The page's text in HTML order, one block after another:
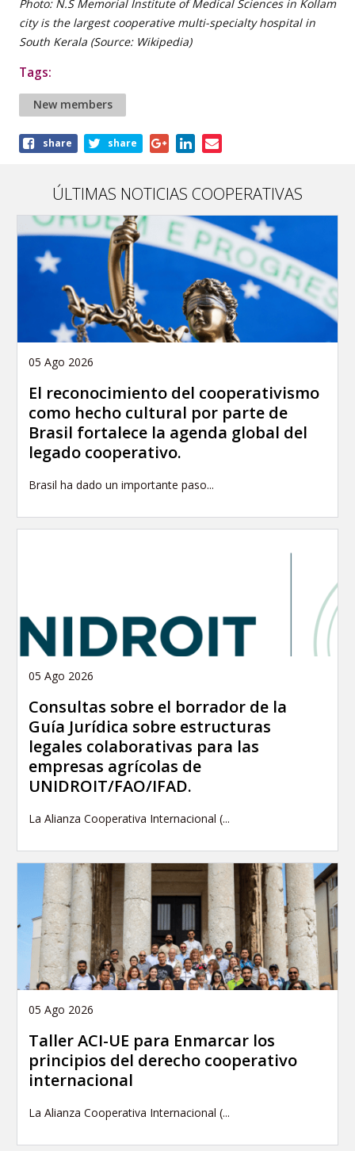
Photo: N.S Memorial Institute of Medical Sciences in Kollam
city is the largest cooperative multi-specialty hospital in
South Kerala (Source: Wikipedia)
Tags:
New members
Shareshare share
ÚLTIMAS NOTICIAS COOPERATIVAS
05 Ago 2026
El reconocimiento del cooperativismo
como hecho cultural por parte de
Brasil fortalece la agenda global del
legado cooperativo.
Brasil ha dado un importante paso...
05 Ago 2026
Consultas sobre el borrador de la
Guía Jurídica sobre estructuras
legales colaborativas para las
empresas agrícolas de
UNIDROIT/FAO/IFAD.
La Alianza Cooperativa Internacional (...
05 Ago 2026
Taller ACI-UE para Enmarcar los
principios del derecho cooperativo
internacional
La Alianza Cooperativa Internacional (...